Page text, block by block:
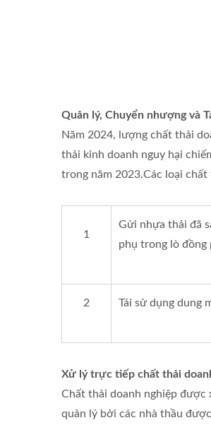
Quản lý, Chuyển nhượng và
Năm 2024, lượng chất thải
thải kinh doanh nguy hại
trong năm 2023.Các loại
1
Gửi nhựa thải đã
phụ trong lò đồng
2 Tái sử dụng dung
Xử lý trực tiếp chất thải
Chất thải doanh nghiệp được
quản lý bởi các nhà thầu